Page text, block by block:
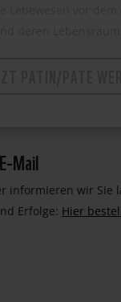
Mail
informieren wir Sie
Erfolge: Hier